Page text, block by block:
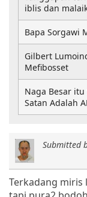
Submitted
Terkadang
iblis dan
Bapa Sorgawi
Gilbert
Mefibosset
Naga Besar
Satan Adalah